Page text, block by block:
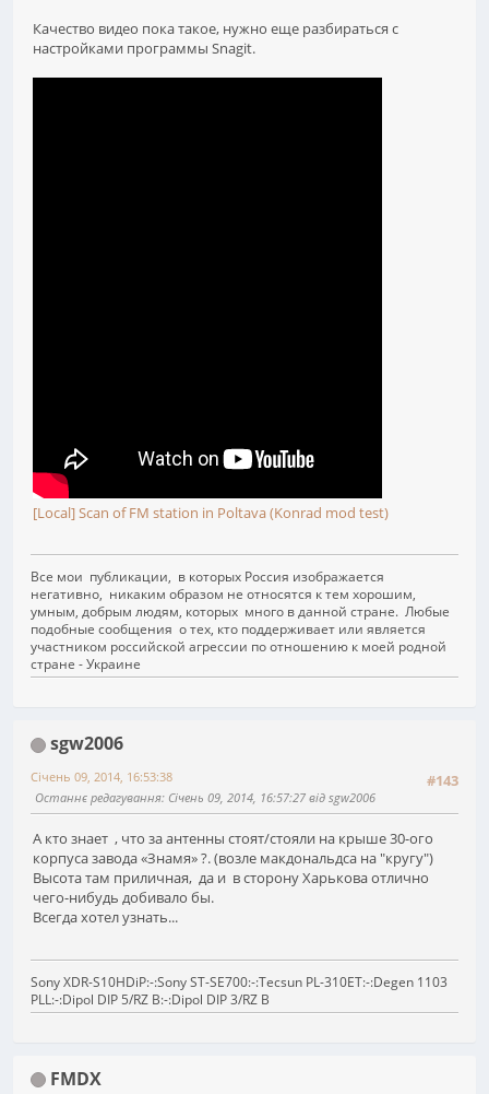
Качество видео пока такое, нужно еще разбираться с
настройками программы Snagit.
[Local] Scan of FM station in Poltava (Konrad mod test)
Все мои публикации, в которых Россия изображается
негативно, никаким образом не относятся к тем хорошим,
умным, добрым людям, которых много в данной стране. Любые
подобные сообщения о тех, кто поддерживает или является
участником российской агрессии по отношению к моей родной
стране - Украине
sgw2006
#143
Січень 09, 2014, 16:53:38
Останнє редагування: Січень 09, 2014, 16:57:27 від sgw2006
А кто знает , что за антенны стоят/стояли на крыше 30-ого
корпуса завода «Знамя» ?. (возле макдональдса на "кругу")
Высота там приличная, да и в сторону Харькова отлично
чего-нибудь добивало бы.
Всегда хотел узнать...
Sony XDR-S10HDiP:-:Sony ST-SE700:-:Tecsun PL-310ET:-:Degen 1103
PLL:-:Dipol DIP 5/RZ B:-:Dipol DIP 3/RZ B
FMDX